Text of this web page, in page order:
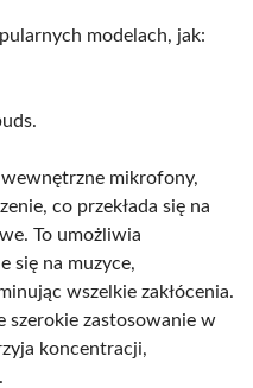
modelach, jak:
wewnętrzne mikrofony,
co przekłada się na
To umożliwia
się na muzyce,
wszelkie zakłócenia.
szerokie zastosowanie w
koncentracji,